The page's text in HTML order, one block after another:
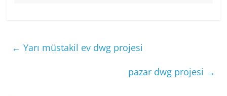
← Yarı müstakil ev dwg projesi
pazar dwg projesi →